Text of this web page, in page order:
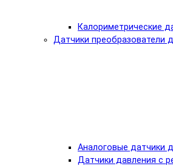
Калориметрические
Датчики преобразователи
Аналоговые датчики
Датчики давления с